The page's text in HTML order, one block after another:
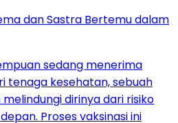
dan Sastra Bertemu dalam